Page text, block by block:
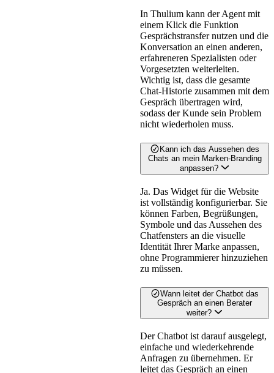
In Thulium kann der Agent mit
einem Klick die Funktion
Gesprächstransfer nutzen und die
Konversation an einen anderen,
erfahreneren Spezialisten oder
Vorgesetzten weiterleiten.
Wichtig ist, dass die gesamte
Chat-Historie zusammen mit dem
Gespräch übertragen wird,
sodass der Kunde sein Problem
nicht wiederholen muss.
Kann ich das Aussehen des
Chats an mein Marken-Branding
anpassen?
Ja. Das Widget für die Website
ist vollständig konfigurierbar. Sie
können Farben, Begrüßungen,
Symbole und das Aussehen des
Chatfensters an die visuelle
Identität Ihrer Marke anpassen,
ohne Programmierer hinzuziehen
zu müssen.
Wann leitet der Chatbot das
Gespräch an einen Berater
weiter?
Der Chatbot ist darauf ausgelegt,
einfache und wiederkehrende
Anfragen zu übernehmen. Er
leitet das Gespräch an einen